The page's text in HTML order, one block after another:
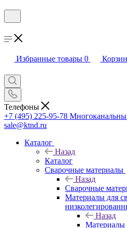
Избранные товары 0
Телефоны
+7 (495) 225-95-78
sale@ktnd.ru
Каталог
Назад
Каталог
Сварочные материалы
Назад
Сварочные
Материалы для
Назад
Материалы